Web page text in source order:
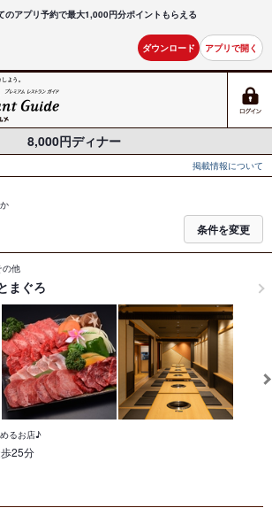
のアプリ予約で最大1,000円分ポイントもらえる
ダウンロード アプリで開く
8,000円ディナー
掲載情報について
条件を変更
の他
まぐろ
るお店♪
25分